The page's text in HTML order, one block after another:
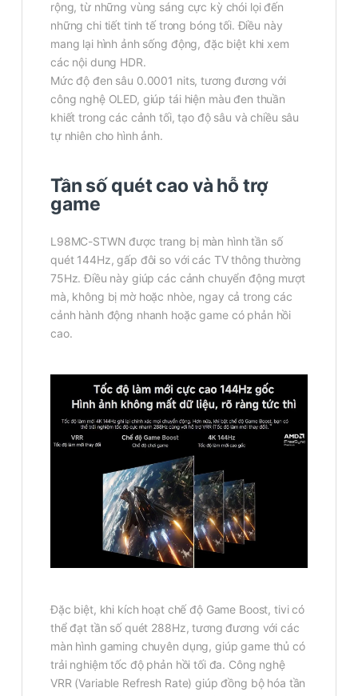
rộng, từ những vùng sáng cực kỳ chói lọi đến
những chi tiết tinh tế trong bóng tối. Điều này
mang lại hình ảnh sống động, đặc biệt khi xem
các nội dung HDR.
Mức độ đen sâu 0.0001 nits, tương đương với
công nghệ OLED, giúp tái hiện màu đen thuần
khiết trong các cảnh tối, tạo độ sâu và chiều sâu
tự nhiên cho hình ảnh.
Tần số quét cao và hỗ trợ
game
L98MC-STWN được trang bị màn hình tần số
quét 144Hz, gấp đôi so với các TV thông thường
75Hz. Điều này giúp các cảnh chuyển động mượt
mà, không bị mờ hoặc nhòe, ngay cả trong các
cảnh hành động nhanh hoặc game có phản hồi
cao.
Đặc biệt, khi kích hoạt chế độ Game Boost, tivi có
thể đạt tần số quét 288Hz, tương đương với các
màn hình gaming chuyên dụng, giúp game thủ có
trải nghiệm tốc độ phản hồi tối đa. Công nghệ
VRR (Variable Refresh Rate) giúp đồng bộ hóa tần